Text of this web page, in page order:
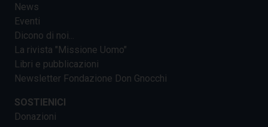
News
Eventi
Dicono di noi...
La rivista "Missione Uomo"
Libri e pubblicazioni
Newsletter Fondazione Don Gnocchi
SOSTIENICI
Donazioni